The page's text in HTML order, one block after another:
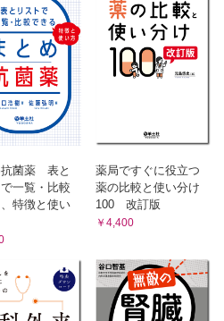
ジュースでのんじゃダメな薬があるけ
れるアスピリンと、市販薬として購入で
は、なぜ？
て「起きてすぐ、横になってはダメ」と
ど何かとたいへんなんだけど…。
いけない薬って危険？
ト投与時に注意しなければならない症状
充血や色素沈着が起こるのは、なぜ？
使うときに日光に注意するの？
ナップル由来のものがあるって聞いたけ
悪心や嘔吐の副作用が出るのは、なぜ？
必ず予感時に飲むんだよね？
痛や血圧低下が起こるのは、なぜ？
ラマー）での腸閉塞に注意するのは、
最大限にするために適正な調製法
カロリー輸液、混ぜてはいけない
油性マジックで患者名を書くと、
与された後、吸収される部位は剤
れた！貼りなおす？それともテー
てどうやって使うの？
る順番や時間の間隔に注意が必要
に保管したほうがよいって本当で
冷やしすぎ注意って本当ですか？
抗菌薬 表と
一覧・比較
特徴と使い
薬局ですぐに役立つ
薬の比較と使い分け
100 改訂版
￥4,400